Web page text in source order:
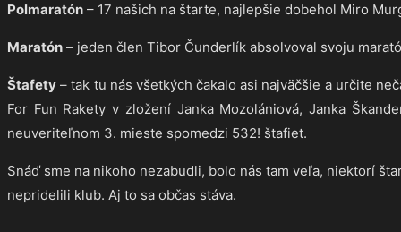
Polmaratón – 17 našich na štarte, najlepšie dobehol Miro
Maratón – jeden člen Tibor Čunderlík absolvoval svoju
Štafety – tak tu nás všetkých čakalo asi najväčšie a určite
For Fun Rakety v zložení Janka Mozolániová, Janka
neuveriteľnom 3. mieste spomedzi 532! štafiet.
Snáď sme na nikoho nezabudli, bolo nás tam veľa, niektorí
nepridelili klub. Aj to sa občas stáva.